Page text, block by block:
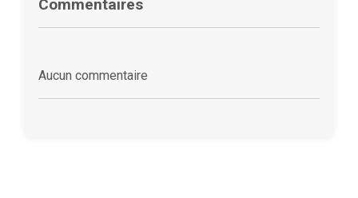
Commentaires
Aucun commentaire